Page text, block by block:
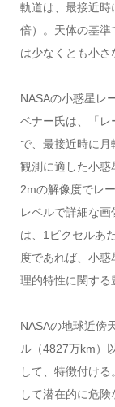
軌道は、最接近
倍）。天体の基準
は少なくとも小さ
NASAの小惑星レ
ベナー氏は、「レ
で、最接近時に
観測に適した小惑
2mの解像度でレ
レベルで詳細な
は、1ピクセルあ
度であれば、小
理的特性に関する
NASAの地球近傍
ル（4827万km）
して、特徴付け
して潜在的に危